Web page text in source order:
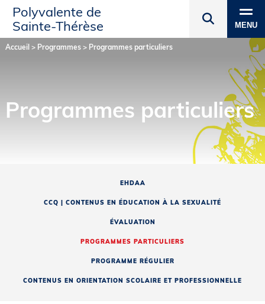
Polyvalente de
Sainte‑Thérèse
MENU
Accueil> Programmes> Programmes particuliers
Programmes particuliers
EHDAA
CCQ | CONTENUS EN ÉDUCATION À LA SEXUALITÉ
ÉVALUATION
PROGRAMMES PARTICULIERS
PROGRAMME RÉGULIER
CONTENUS EN ORIENTATION SCOLAIRE ET PROFESSIONNELLE